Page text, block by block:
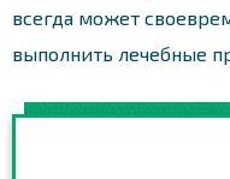
всегда может
выполнить лечебные